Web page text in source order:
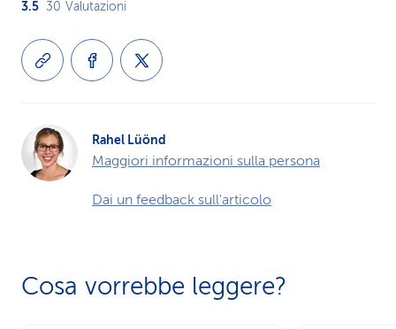
3.5 30 Valutazioni
Rahel Lüönd
Maggiori informazioni sulla persona
Dai un feedback sull'articolo
Cosa vorrebbe leggere?